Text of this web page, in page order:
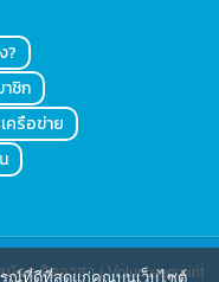
?
ชิก
ครือข่าย
คร จิตอาสา | Volunteerspirit
รณ์ที่ดีที่สุดแก่คุณบนเว็บไซต์